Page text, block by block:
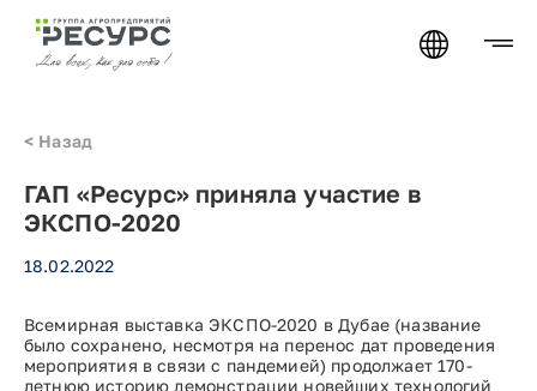
< Назад
ГАП «Ресурс» приняла участие в
ЭКСПО-2020
18.02.2022
Всемирная выставка ЭКСПО-2020 в Дубае (название
было сохранено, несмотря на перенос дат проведения
мероприятия в связи с пандемией) продолжает 170-
летнюю историю демонстрации новейших технологий